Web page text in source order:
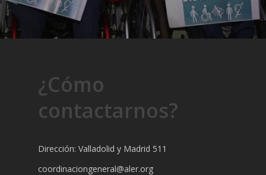
¿Cómo
contactarnos?
Dirección: Valladolid y Madrid 511
coordinaciongeneral@aler.org